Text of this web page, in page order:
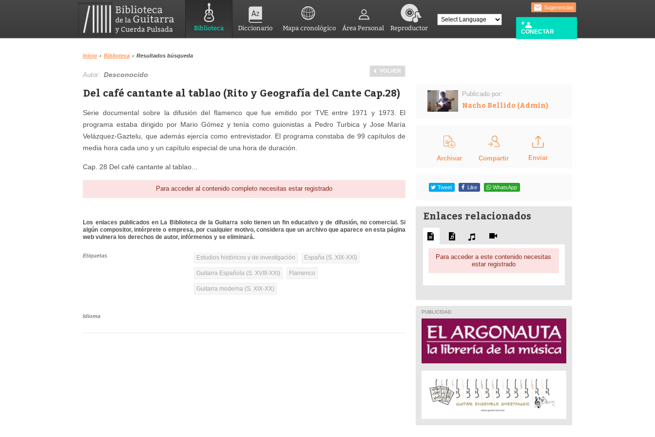
Biblioteca Diccionario Mapa cronológico Área Personal Reproductor
Sugerencias
CONECTAR
Inicio › Biblioteca › Resultados búsqueda
VOLVER
Autor:Desconocido
Del café cantante al tablao (Rito y Geografía del Cante Cap.28)
Serie documental sobre la difusión del flamenco que fue emitido por TVE entre 1971 y 1973. El
programa estaba dirigido por Mario Gómez y tenía como guionistas a Pedro Turbica y Jose María
Velázquez-Gaztelu, que además ejercía como entrevistador. El programa constaba de 99 capítulos de
media hora cada uno y un capítulo especial de una hora de duración.
Cap. 28 Del café cantante al tablao...
Para acceder al contenido completo necesitas estar registrado
Los enlaces publicados en La Biblioteca de la Guitarra solo tienen un fin educativo y de difusión, no comercial. Si
algún compositor, intérprete o empresa, por cualquier motivo, considera que un archivo que aparece en esta página
web vulnera los derechos de autor, infórmenos y se eliminará.
Etiquetas Estudios históricos y de investigación España (S. XIX-XXI)
Guitarra Española (S. XVIII-XXI) Flamenco
Guitarra moderna (S. XIX-XX)
Idioma
Publicado por:
Nacho Bellido (Admin)
Archivar Compartir Enviar
Tweet Like WhatsApp
Enlaces relacionados
Para acceder a este contenido necesitas
estar registrado
PUBLICIDAD